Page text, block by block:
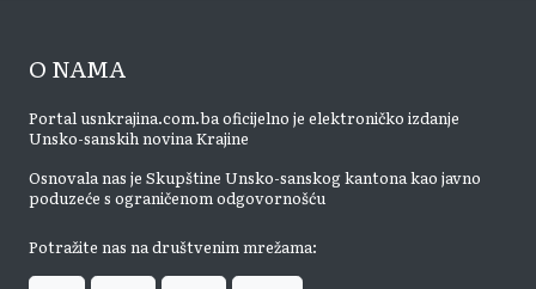
O NAMA
Portal usnkrajina.com.ba oficijelno je elektroničko izdanje
Unsko-sanskih novina Krajine
Osnovala nas je Skupštine Unsko-sanskog kantona kao javno
poduzeće s ograničenom odgovornošću
Potražite nas na društvenim mrežama: